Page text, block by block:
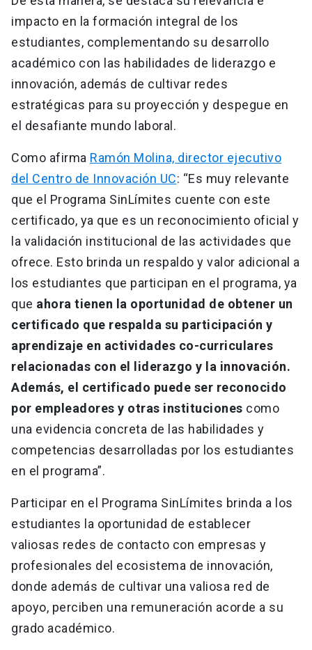
impacto en la formación integral de los
estudiantes, complementando su desarrollo
académico con las habilidades de liderazgo e
innovación, además de cultivar redes
estratégicas para su proyección y despegue en
el desafiante mundo laboral.
Como afirma Ramón Molina, director ejecutivo
del Centro de Innovación UC: “Es muy relevante
que el Programa SinLímites cuente con este
certificado, ya que es un reconocimiento oficial y
la validación institucional de las actividades que
ofrece. Esto brinda un respaldo y valor adicional a
los estudiantes que participan en el programa, ya
que ahora tienen la oportunidad de obtener un
certificado que respalda su participación y
aprendizaje en actividades co-curriculares
relacionadas con el liderazgo y la innovación.
Además, el certificado puede ser reconocido
por empleadores y otras instituciones como
una evidencia concreta de las habilidades y
competencias desarrolladas por los estudiantes
en el programa”.
Participar en el Programa SinLímites brinda a los
estudiantes la oportunidad de establecer
valiosas redes de contacto con empresas y
profesionales del ecosistema de innovación,
donde además de cultivar una valiosa red de
apoyo, perciben una remuneración acorde a su
grado académico.